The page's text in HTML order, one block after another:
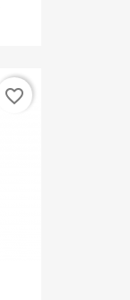
favorite_border